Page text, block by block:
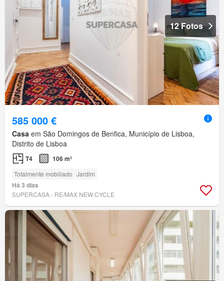
12 Fotos
585 000 €
Casa em São Domingos de Benfica, Município de Lisboa,
Distrito de Lisboa
T4 106 m²
Totalmente mobiliado Jardim
Há 3 dias
SUPERCASA - RE/MAX NEW CYCLE